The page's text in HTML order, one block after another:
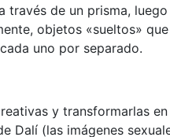
de un prisma,
objetos «sueltos»
uno por separado.
y transformarlas
Dalí (las imágenes